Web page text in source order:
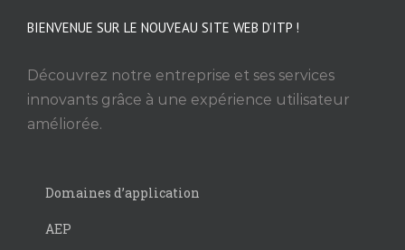
BIENVENUE SUR LE NOUVEAU SITE WEB D’ITP !
Découvrez notre entreprise et ses services
innovants grâce à une expérience utilisateur
améliorée.
Domaines d’application
AEP